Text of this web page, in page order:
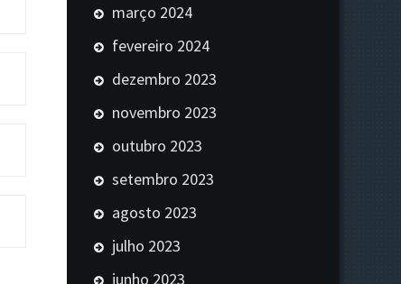
março 2024
fevereiro 2024
dezembro 2023
novembro 2023
outubro 2023
setembro 2023
agosto 2023
julho 2023
junho 2023